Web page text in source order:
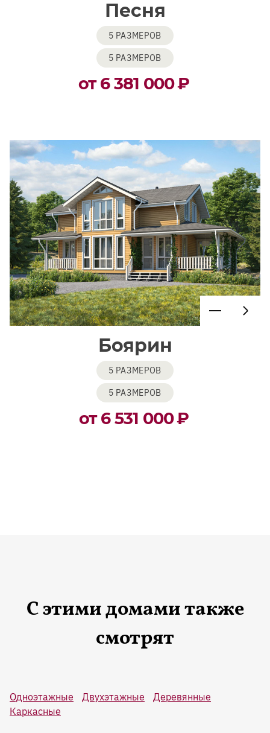
Песня
5 РАЗМЕРОВ
5 РАЗМЕРОВ
от 6 381 000₽
Боярин
5 РАЗМЕРОВ
5 РАЗМЕРОВ
от 6 531 000₽
С этими домами также
смотрят
Одноэтажные Двухэтажные
Деревянные
Каркасные